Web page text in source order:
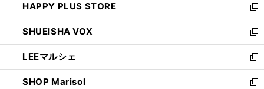
ド
ウ
で
開
く
ィ
ン
ド
ウ
で
開
く
い
ウ
ィ
ン
ド
ウ
で
HAPPY PLUS STORE
新
し
い
ウ
ィ
ン
ド
SHUEISHA VOX
新
し
い
ウ
ィ
LEEマルシェ
新
し
い
SHOP Marisol
新